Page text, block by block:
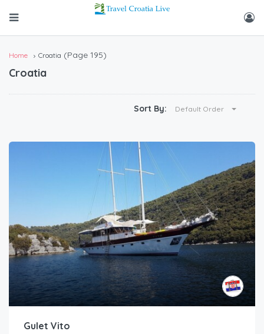
Home Croatia (Page 195)
Croatia
Sort By: Default Order
Gulet Vito